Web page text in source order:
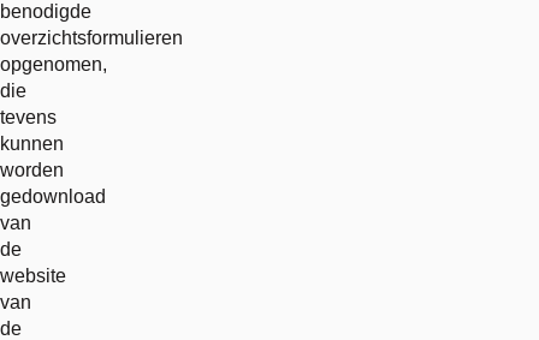
benodigde
overzichtsformulieren
opgenomen,
die
tevens
kunnen
worden
gedownload
van
de
website
van
de